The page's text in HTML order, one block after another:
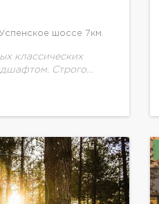
шоссе 7км.
классических
Строго